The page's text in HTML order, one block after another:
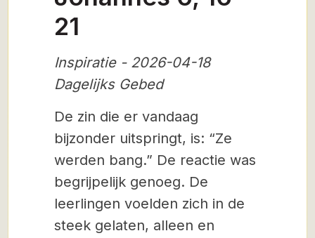
21
Inspiratie - 2026-04-18
Dagelijks Gebed
De zin die er vandaag
bijzonder uitspringt, is: “Ze
werden bang.” De reactie was
begrijpelijk genoeg. De
leerlingen voelden zich in de
steek gelaten, alleen en